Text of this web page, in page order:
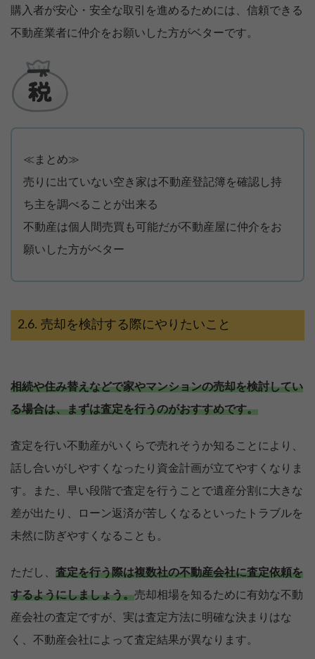
購入者が安心・安全な取引を進めるためには、信頼できる
不動産業者に仲介をお願いした方がベターです。
≪まとめ≫
売りに出ていない空き家は不動産登記簿を確認し持
ち主を調べることが出来る
不動産は個人間売買も可能だが不動産屋に仲介をお
願いした方がベター
売却を検討する際にやりたいこと
相続や住み替えなどで家やマンションの売却を検討してい
る場合は、まずは査定を行うのがおすすめです。
査定を行い不動産がいくらで売れそうか知ることにより、
話し合いがしやすくなったり資金計画が立てやすくなりま
す。また、早い段階で査定を行うことで遺産分割に大きな
差が出たり、ローン返済が苦しくなるといったトラブルを
未然に防ぎやすくなることも。
ただし、 査定を行う際は複数社の不動産会社に査定依頼を
するようにしましょう。売却相場を知るために有効な不動
産会社の査定ですが、実は査定方法に明確な決まりはな
く、不動産会社によって査定結果が異なります。